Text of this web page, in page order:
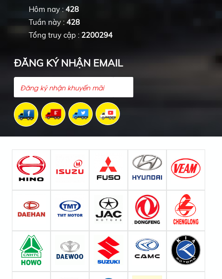
Hôm nay : 428
Tuần này : 428
Tổng truy cập : 2200294
ĐĂNG KÝ NHẬN EMAIL